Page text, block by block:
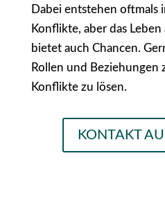
Dabei entstehen oftmals
Konflikte, aber das
bietet auch Chancen.
Rollen und Beziehungen
Konflikte zu lösen.
KONTAKT